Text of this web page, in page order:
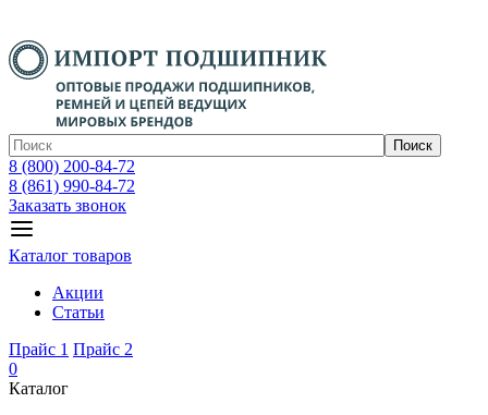
Поиск
8 (800) 200-84-72
8 (861) 990-84-72
Заказать звонок
Каталог товаров
Акции
Статьи
Прайс 1 Прайс 2
0
Каталог